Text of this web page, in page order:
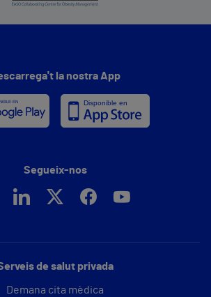
de salut privada
Demana cita mèdica
la nostra App
Segueix-nos